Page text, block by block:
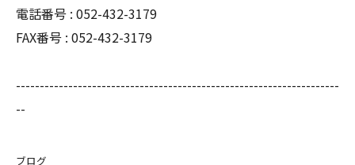
電話番号 : 052-432-3179
FAX番号 : 052-432-3179
--------------------------------------------------------------------
--
ブログ